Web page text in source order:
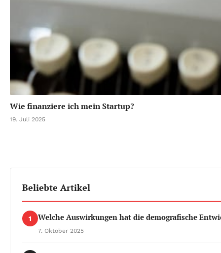
Wie finanziere ich mein Startup?
19. Juli 2025
Beliebte Artikel
1 Welche Auswirkungen hat die demografische
7. Oktober 2025